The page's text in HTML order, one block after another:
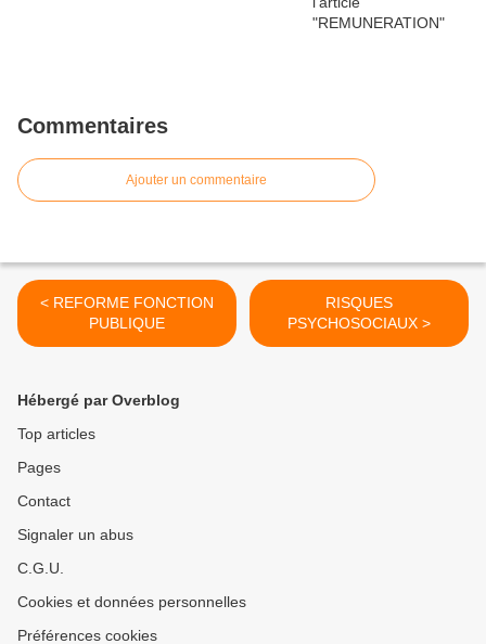
Commentaires
Ajouter un commentaire
< REFORME FONCTION
PUBLIQUE
RISQUES
PSYCHOSOCIAUX >
Hébergé par Overblog
Top articles
Pages
Contact
Signaler un abus
C.G.U.
Cookies et données personnelles
Préférences cookies